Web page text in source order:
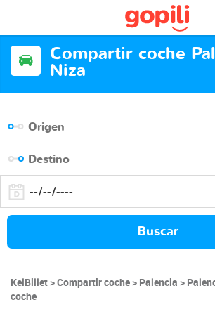
Compartir coche
Niza
Buscar
KelBillet Compartir coche Palencia
coche